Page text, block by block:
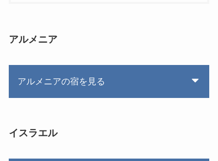
アルメニア
アルメニアの宿を見る
イスラエル